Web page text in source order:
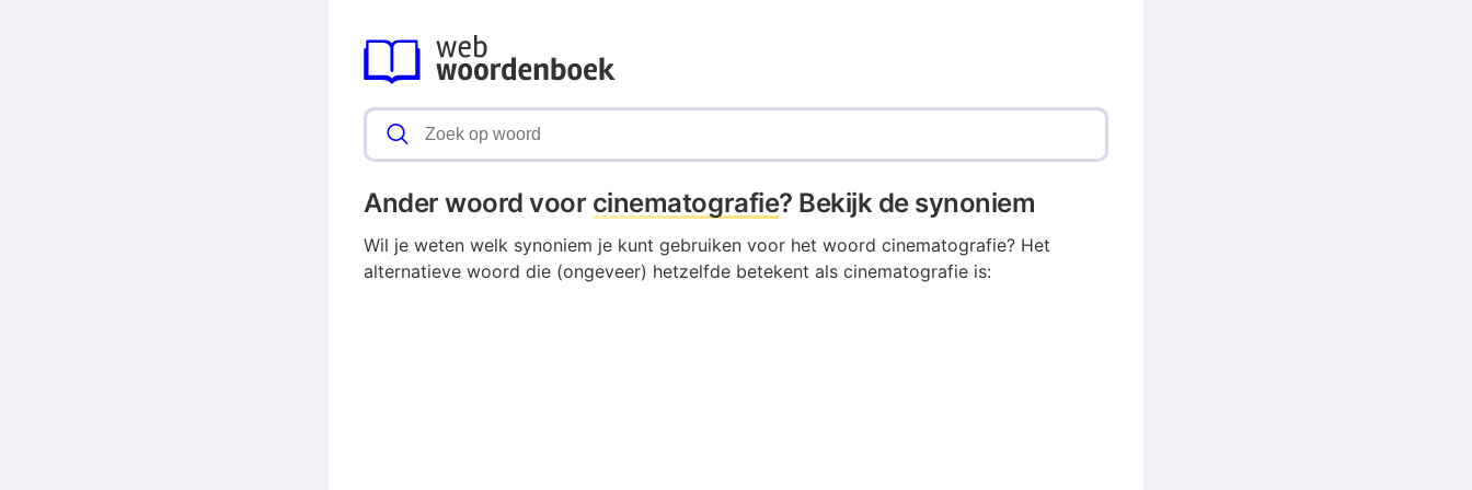
Ander woord voor cinematografie? Bekijk de synoniem
Wil je weten welk synoniem je kunt gebruiken voor het woord cinematografie? Het
alternatieve woord die (ongeveer) hetzelfde betekent als cinematografie is: